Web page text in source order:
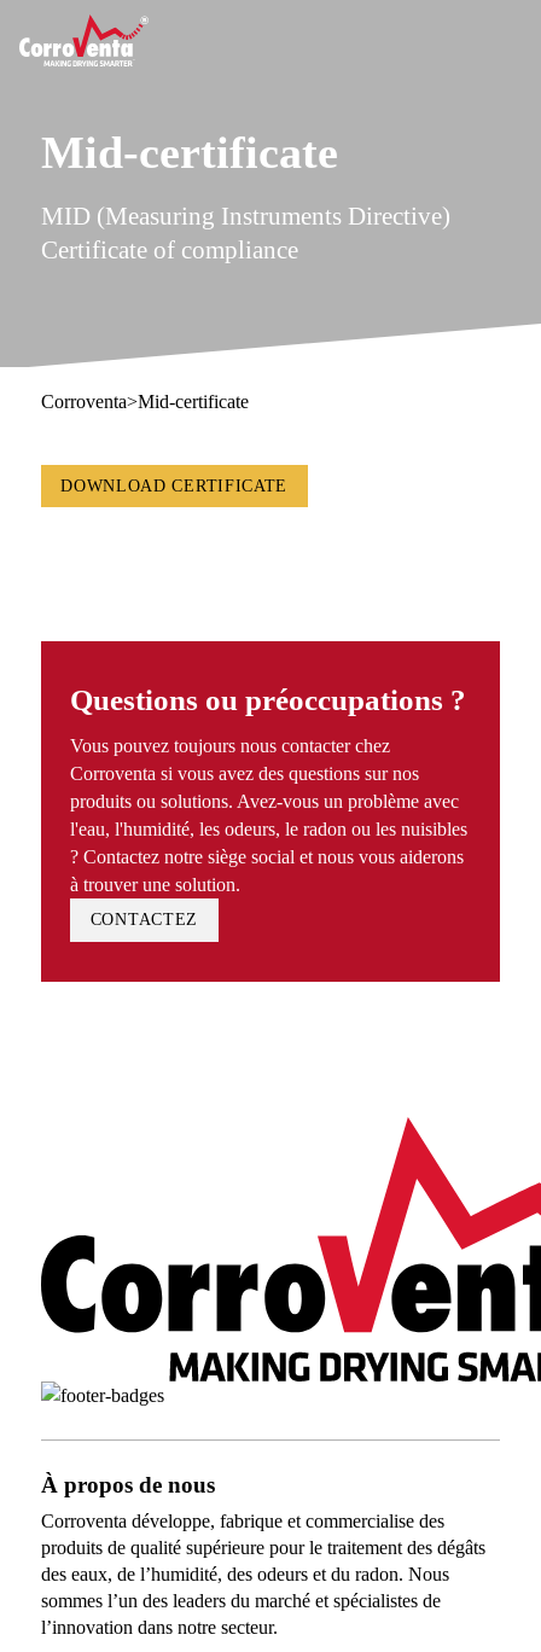
Mid-certificate
MID (Measuring Instruments Directive)
Certificate of compliance
Corroventa>Mid-certificate
DOWNLOAD CERTIFICATE
Questions ou préoccupations ?
Vous pouvez toujours nous contacter chez
Corroventa si vous avez des questions sur nos
produits ou solutions. Avez-vous un problème avec
l'eau, l'humidité, les odeurs, le radon ou les nuisibles
? Contactez notre siège social et nous vous aiderons
à trouver une solution.
CONTACTEZ
À propos de nous
Corroventa développe, fabrique et commercialise des
produits de qualité supérieure pour le traitement des dégâts
des eaux, de l’humidité, des odeurs et du radon. Nous
sommes l’un des leaders du marché et spécialistes de
l’innovation dans notre secteur.